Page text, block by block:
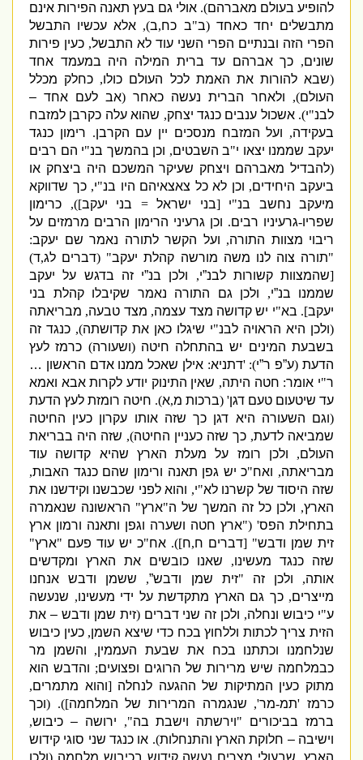
להופיע בעולם מאברהם). אולי גם בעץ תאנה הפירות אינם
מתבשלים יחד כאחד(ב"ב כח,ב), אלא עכשיו התבשל
הפרי הזה ובנתיים הפרי השני עוד לא התבשל, כעין פירות
שונים, כך אברהם עד ברית המילה היה במעמד אחד
(שבא להורות את האמת לכל העולם כולו, כחלק מכלל
העולם), ולאחר הברית נעשה כאחר (אב לעם אחד –
לבנ"י).אשכול ענבים כנגד יצחק, שהוא עלה כקרבן למזבח
בעקידה, ועל המזבח מנסכים יין עם הקרבן. רימון כנגד
יעקב שממנו יצאו י"ב השבטים, וכן בהמשך בנ"י הם רבים
(להבדיל מאברהם ויצחק שעיקר המשכם היה ביצחק או
ביעקב היחידים, וכן לא כל צאצאיהם היו בנ"י,כך שדווקא
מיעקב נחשב בנ"י[בני ישראל= בני יעקב]), כרימון
שפריו-גרעיניו רבים. וכן גרעיני הרימון הרבים מרמזים על
ריבוי מצוות התורה, ועל הקשר לתורה נאמר שם יעקב:
"תורה צוה לנו משה מורשה קהלת יעקב" (דברים לג,ד)
[שהמצוות קשורות לבנ”י, ולכן בנ”י זה בדגש על יעקב
שממנו בנ”י, ולכן גם התורה נאמר שקיבלו קהלת בני
יעקב]. בא"י יש קדושה מצד עצמה, מצד טבעה, מבריאתה
(ולכן היא הראויה לבנ"י שיגלו כאן את קדושתה), כנגד זה
בשבעת המינים יש בהתחלה חיטה(ושעורה) כרמז לעץ
הדעת (ע”פ ר”י): 'דתניא:אילן שאכל ממנו אדם הראשון …
ר"י אומר: חטה היתה, שאין התינוק יודע לקרות אבא ואמא
עד שיטעום טעם דגן' (ברכות מ,א). חיטה רומזת לעץ הדעת
(וגם השעורה היא דגן כך שזה אותו עקרון כעין החיטה
שמביאה לדעת, כך שזה כעניין החיטה), שזה היה בבריאת
העולם, ולכן רומז על מעלת הארץ שהיא קדושה עוד
מבריאתה, ואח"כ יש גפן תאנה ורימון שהם כנגד האבות,
שזה היסוד של קשרנו לא"י, והוא לפני שכבשנו וקידשנו את
הארץ, ולכן כל זה המשך של ה"ארץ" הראשונה שנאמרה
בתחילת הפס' ("ארץ חטה ושערה וגפן ותאנה ורמון ארץ
זית שמן ודבש" [דברים ח,ח]). אח"כ יש עוד פעם "ארץ"
שזה כנגד מעשינו, שאנו כובשים את הארץ ומקדשים
אותה, ולכן זה "זית שמן ודבש”, ששמן ודבש אנחנו
מייצרים,כך גם הארץ מתקדשת על ידי מעשינו, שנעשה
ע"י כיבוש ונחלה, ולכן זה שני דברים(זית שמן ודבש – את
הזית צריך לכתות וללחוץ בכח כדי שיצא השמן,כעין כיבוש
שנלחמנו וכתתנו בכח את שבעת העממין, והשמן מר
כבמלחמה שיש מרירות של הרוגים ופצועים; והדבש הוא
מתוק כעין המתיקות של ההגעה לנחלה[והוא מתמרים,
כרמז 'תמ-מר', שנגמרה המרירות של המלחמה]). (וכך
ברמז בביכורים "וירשתה וישבת בה", ירושה – כיבוש,
וישיבה – חלוקת הארץ והתנחלות). או כנגד שני סוגי קידוש
הארץ, שבעולי מצרים נעשה קידוש בכיבוש מלחמה (ולכן